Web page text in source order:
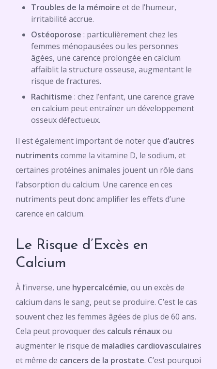
Troubles de la mémoire et de l’humeur,
irritabilité accrue.
Ostéoporose : particulièrement chez les
femmes ménopausées ou les personnes
âgées, une carence prolongée en calcium
affaiblit la structure osseuse, augmentant le
risque de fractures.
Rachitisme : chez l’enfant, une carence grave
en calcium peut entraîner un développement
osseux défectueux.
Il est également important de noter que d’autres
nutriments comme la vitamine D, le sodium, et
certaines protéines animales jouent un rôle dans
l’absorption du calcium. Une carence en ces
nutriments peut donc amplifier les effets d’une
carence en calcium.
Le Risque d’Excès en
Calcium
À l’inverse, une hypercalcémie, ou un excès de
calcium dans le sang, peut se produire. C’est le cas
souvent chez les femmes âgées de plus de 60 ans.
Cela peut provoquer des calculs rénauxou
augmenter le risque de maladies cardiovasculaires
et même de cancers de la prostate. C’est pourquoi